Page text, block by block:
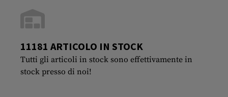
11181 ARTICOLO IN STOCK
Tutti gli articoli in stock sono effettivamente in
stock presso di noi!